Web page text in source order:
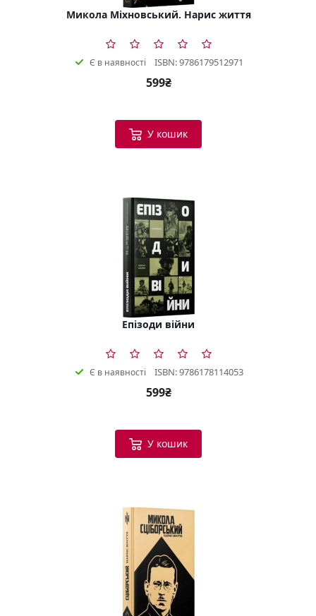
Микола Міхновський. Нарис життя
Є в наявності ISBN: 9786179512971
599₴
У кошик
Епізоди війни
Є в наявності ISBN: 9786178114053
599₴
У кошик